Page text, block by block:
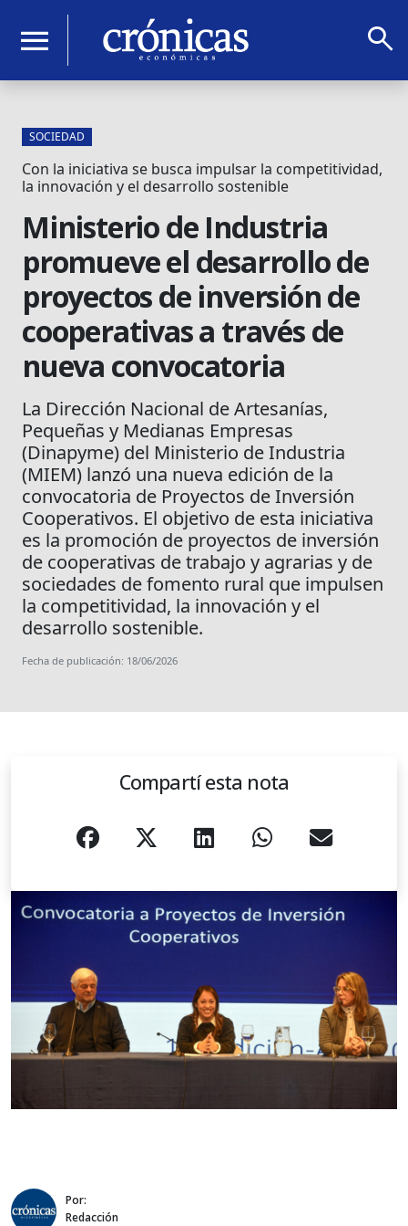
menu search
SOCIEDAD
Con la iniciativa se busca impulsar la competitividad,
la innovación y el desarrollo sostenible
Ministerio de Industria
promueve el desarrollo de
proyectos de inversión de
cooperativas a través de
nueva convocatoria
La Dirección Nacional de Artesanías,
Pequeñas y Medianas Empresas
(Dinapyme) del Ministerio de Industria
(MIEM) lanzó una nueva edición de la
convocatoria de Proyectos de Inversión
Cooperativos. El objetivo de esta iniciativa
es la promoción de proyectos de inversión
de cooperativas de trabajo y agrarias y de
sociedades de fomento rural que impulsen
la competitividad, la innovación y el
desarrollo sostenible.
Fecha de publicación: 18/06/2026
Compartí esta nota
Por:
Redacción